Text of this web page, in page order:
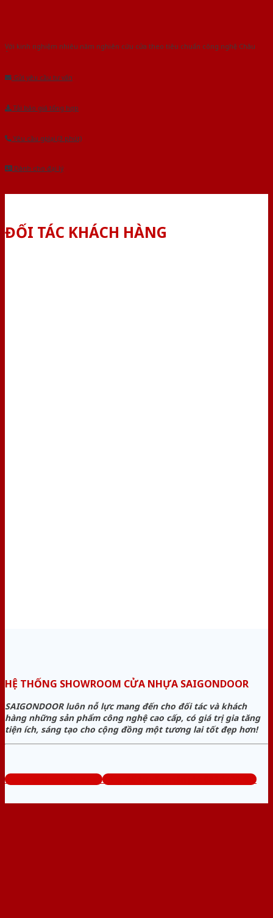
Với kinh nghiệm nhiêu năm nghiên cứu cửa theo tiêu chuẩn công nghệ Châu
Gửi yêu cầu tư vấn
Tải báo giá tổng hợp
Yêu cầu gọi lại (3 phút)
Dành cho đại lý
ĐỐI TÁC KHÁCH HÀNG
HỆ THỐNG SHOWROOM CỬA NHỰA SAIGONDOOR
SAIGONDOOR luôn nỗ lực mang đến cho đối tác và khách
hàng những sản phẩm công nghệ cao cấp, có giá trị gia tăng
tiện ích, sáng tạo cho cộng đồng một tương lai tốt đẹp hơn!
www.sieuthicuanhua.net Tổng đài tư vấn miễn phí: 0824.400.400